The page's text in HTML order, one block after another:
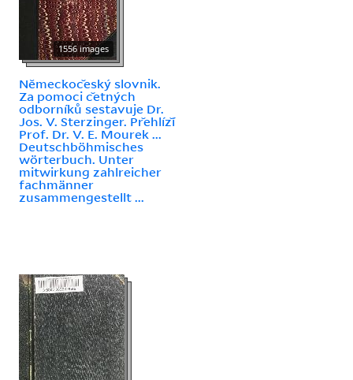
1556 images
Nĕmeckoc̆eský slovnik.
Za pomoci c̆etných
odborníků sestavuje Dr.
Jos. V. Sterzinger. Pr̆ehlíz̆í
Prof. Dr. V. E. Mourek ...
Deutschböhmisches
wörterbuch. Unter
mitwirkung zahlreicher
fachmänner
zusammengestellt ...